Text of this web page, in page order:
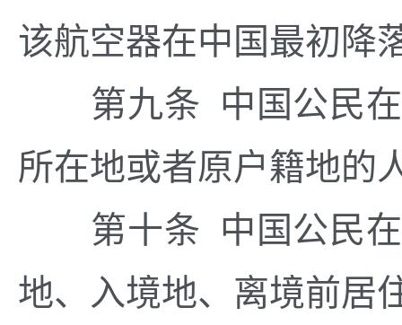
该航空器在中国最初降
第九条 中国公民在
所在地或者原户籍地的
第十条 中国公民在
地、入境地、离境前居